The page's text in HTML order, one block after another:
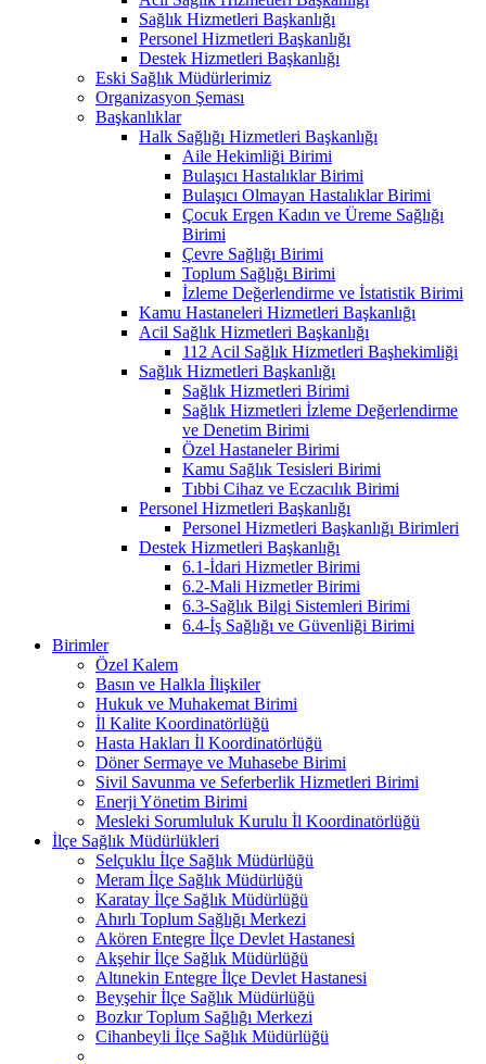
Sağlık Hizmetleri Başkanlığı
Personel Hizmetleri Başkanlığı
Destek Hizmetleri Başkanlığı
Eski Sağlık Müdürlerimiz
Organizasyon Şeması
Başkanlıklar
Halk Sağlığı Hizmetleri Başkanlığı
Aile Hekimliği Birimi
Bulaşıcı Hastalıklar Birimi
Bulaşıcı Olmayan Hastalıklar Birimi
Çocuk Ergen Kadın ve Üreme Sağlığı
Birimi
Çevre Sağlığı Birimi
Toplum Sağlığı Birimi
İzleme Değerlendirme ve İstatistik Birimi
Kamu Hastaneleri Hizmetleri Başkanlığı
Acil Sağlık Hizmetleri Başkanlığı
112 Acil Sağlık Hizmetleri Başhekimliği
Sağlık Hizmetleri Başkanlığı
Sağlık Hizmetleri Birimi
Sağlık Hizmetleri İzleme Değerlendirme
ve Denetim Birimi
Özel Hastaneler Birimi
Kamu Sağlık Tesisleri Birimi
Tıbbi Cihaz ve Eczacılık Birimi
Personel Hizmetleri Başkanlığı
Personel Hizmetleri Başkanlığı Birimleri
Destek Hizmetleri Başkanlığı
6.1-İdari Hizmetler Birimi
6.2-Mali Hizmetler Birimi
6.3-Sağlık Bilgi Sistemleri Birimi
6.4-İş Sağlığı ve Güvenliği Birimi
Birimler
Özel Kalem
Basın ve Halkla İlişkiler
Hukuk ve Muhakemat Birimi
İl Kalite Koordinatörlüğü
Hasta Hakları İl Koordinatörlüğü
Döner Sermaye ve Muhasebe Birimi
Sivil Savunma ve Seferberlik Hizmetleri Birimi
Enerji Yönetim Birimi
Mesleki Sorumluluk Kurulu İl Koordinatörlüğü
İlçe Sağlık Müdürlükleri
Selçuklu İlçe Sağlık Müdürlüğü
Meram İlçe Sağlık Müdürlüğü
Karatay İlçe Sağlık Müdürlüğü
Ahırlı Toplum Sağlığı Merkezi
Akören Entegre İlçe Devlet Hastanesi
Akşehir İlçe Sağlık Müdürlüğü
Altınekin Entegre İlçe Devlet Hastanesi
Beyşehir İlçe Sağlık Müdürlüğü
Bozkır Toplum Sağlığı Merkezi
Cihanbeyli İlçe Sağlık Müdürlüğü